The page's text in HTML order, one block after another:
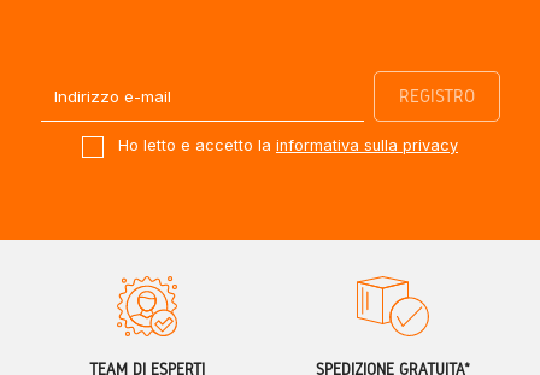
Ho letto e accetto la informativa sulla privacy
TEAM DI ESPERTI SPEDIZIONE GRATUITA*